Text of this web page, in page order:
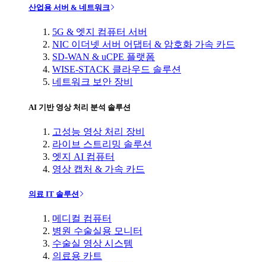
산업용 서버 & 네트워크
5G & 엣지 컴퓨터 서버
NIC 이더넷 서버 어댑터 & 암호화 가속 카드
SD-WAN & uCPE 플랫폼
WISE-STACK 클라우드 솔루션
네트워크 보안 장비
AI 기반 영상 처리 분석 솔루션
고성능 영상 처리 장비
라이브 스트리밍 솔루션
엣지 AI 컴퓨터
영상 캡처 & 가속 카드
의료 IT 솔루션
메디컬 컴퓨터
병원 수술실용 모니터
수술실 영상 시스템
의료용 카트